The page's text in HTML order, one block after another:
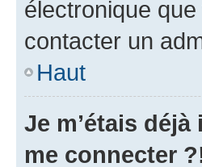
électronique
contacter un
Haut
Je m’étais
me connecter